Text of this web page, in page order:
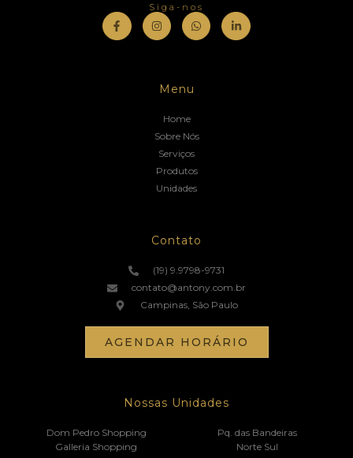
Siga-nos
Menu
Home
Sobre Nós
Serviços
Produtos
Unidades
Contato
(19) 9.9798-9731
contato@antony.com.br
Campinas, São Paulo
AGENDAR HORÁRIO
Nossas Unidades
Dom Pedro Shopping
Galleria Shopping
Pq. das Bandeiras
Norte Sul